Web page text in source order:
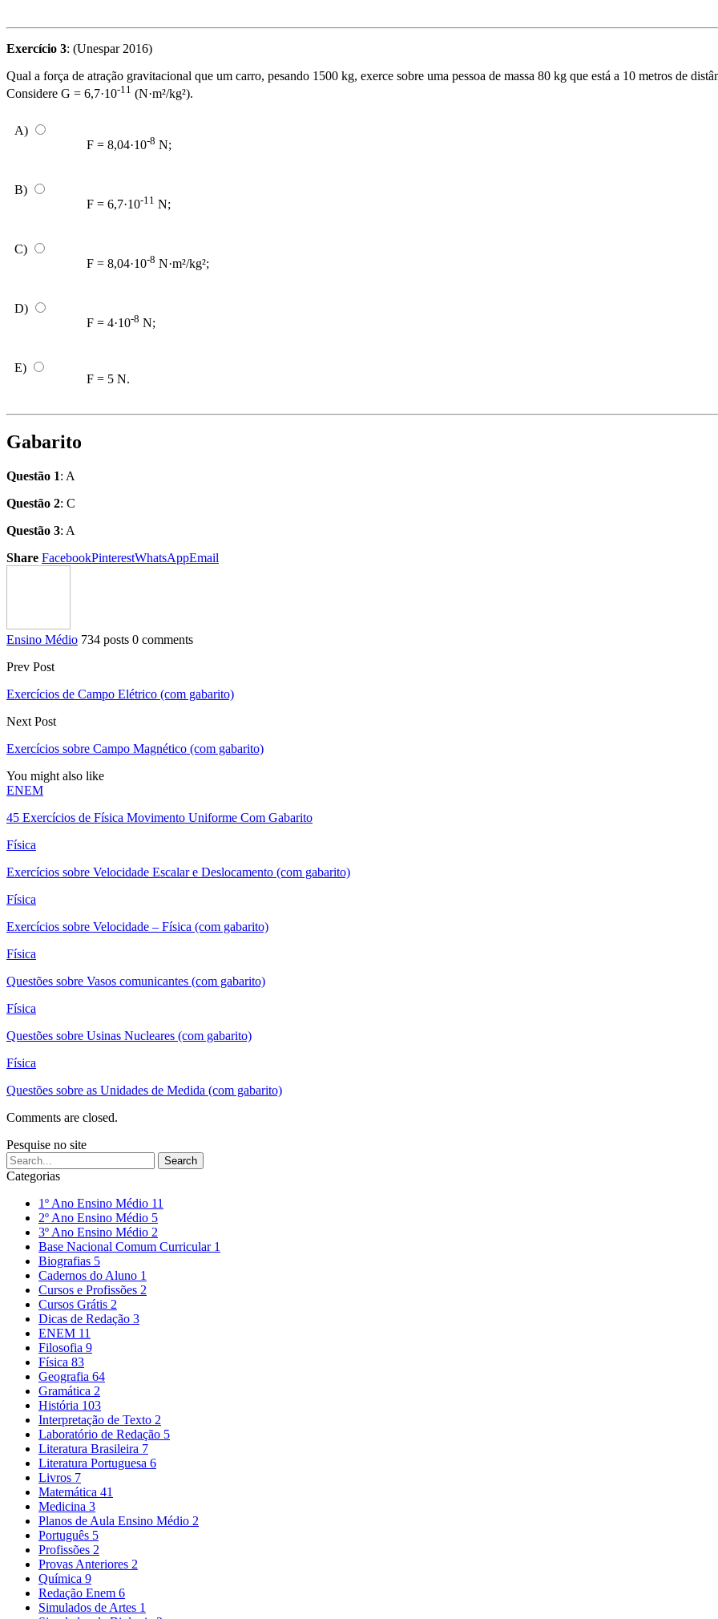
Exercício 3: (Unespar 2016)
Qual a força de atração gravitacional que um carro, pesando 1500 kg, exerce sobre uma pessoa de massa 80 kg que está a 10 metros de
Considere G = 6,7·10-11 (N·m²/kg²).
A)
F = 8,04·10-8 N;
B)
F = 6,7·10-11 N;
C)
F = 8,04·10-8 N·m²/kg²;
D)
F = 4·10-8 N;
E)
F = 5 N.
Gabarito
Questão 1: A
Questão 2: C
Questão 3: A
Share FacebookPinterestWhatsAppEmail
Ensino Médio 734 posts 0 comments
Prev Post
Exercícios de Campo Elétrico (com gabarito)
Next Post
Exercícios sobre Campo Magnético (com gabarito)
You might also like
ENEM
45 Exercícios de Física Movimento Uniforme Com Gabarito
Física
Exercícios sobre Velocidade Escalar e Deslocamento (com gabarito)
Física
Exercícios sobre Velocidade – Física (com gabarito)
Física
Questões sobre Vasos comunicantes (com gabarito)
Física
Questões sobre Usinas Nucleares (com gabarito)
Física
Questões sobre as Unidades de Medida (com gabarito)
Comments are closed.
Pesquise no site
Categorias
1º Ano Ensino Médio 11
2º Ano Ensino Médio 5
3º Ano Ensino Médio 2
Base Nacional Comum Curricular 1
Biografias 5
Cadernos do Aluno 1
Cursos e Profissões 2
Cursos Grátis 2
Dicas de Redação 3
ENEM 11
Filosofia 9
Física 83
Geografia 64
Gramática 2
História 103
Interpretação de Texto 2
Laboratório de Redação 5
Literatura Brasileira 7
Literatura Portuguesa 6
Livros 7
Matemática 41
Medicina 3
Planos de Aula Ensino Médio 2
Português 5
Profissões 2
Provas Anteriores 2
Química 9
Redação Enem 6
Simulados de Artes 1